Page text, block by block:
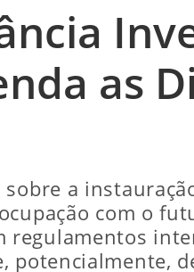
as
a
com o
regulamentos
potencialmente,